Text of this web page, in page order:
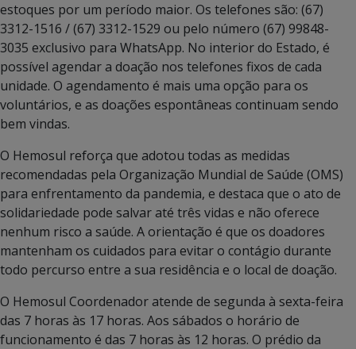
estoques por um período maior. Os telefones são: (67)
3312-1516 / (67) 3312-1529 ou pelo número (67) 99848-
3035 exclusivo para WhatsApp. No interior do Estado, é
possível agendar a doação nos telefones fixos de cada
unidade. O agendamento é mais uma opção para os
voluntários, e as doações espontâneas continuam sendo
bem vindas.
O Hemosul reforça que adotou todas as medidas
recomendadas pela Organização Mundial de Saúde (OMS)
para enfrentamento da pandemia, e destaca que o ato de
solidariedade pode salvar até três vidas e não oferece
nenhum risco a saúde. A orientação é que os doadores
mantenham os cuidados para evitar o contágio durante
todo percurso entre a sua residência e o local de doação.
O Hemosul Coordenador atende de segunda à sexta-feira
das 7 horas às 17 horas. Aos sábados o horário de
funcionamento é das 7 horas às 12 horas. O prédio da